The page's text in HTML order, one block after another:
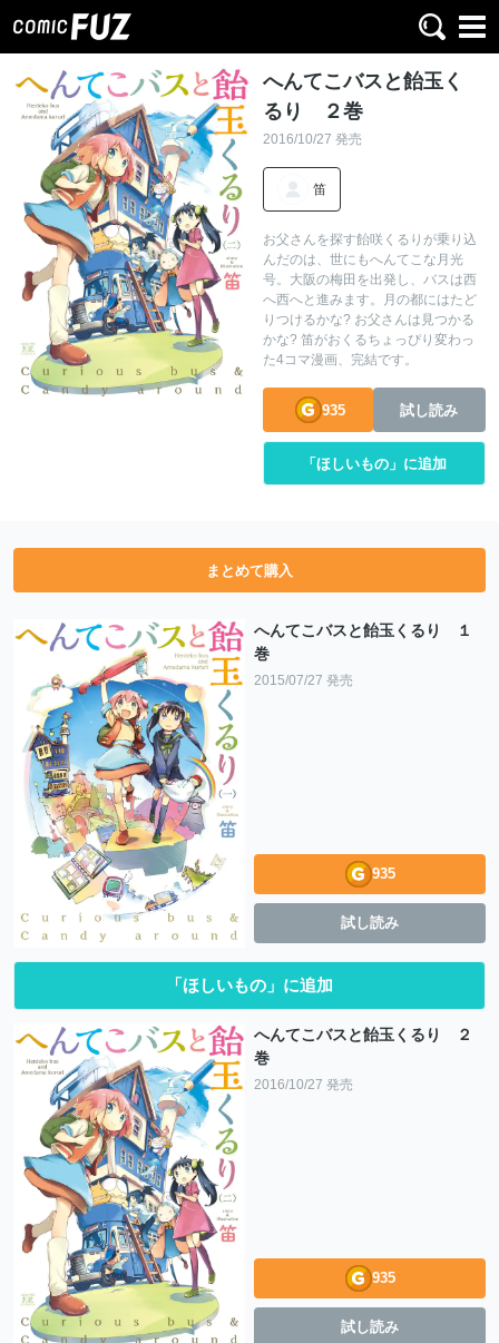
へんてこバスと飴玉く
るり ２巻
2016/10/27 発売
笛
お父さんを探す飴咲くるりが乗り込
んだのは、世にもへんてこな月光
号。大阪の梅田を出発し、バスは西
へ西へと進みます。月の都にはたど
りつけるかな? お父さんは見つかる
かな? 笛がおくるちょっぴり変わっ
た4コマ漫画、完結です。
935 試し読み
「ほしいもの」に追加
まとめて購入
へんてこバスと飴玉くるり １
巻
2015/07/27 発売
935
試し読み
「ほしいもの」に追加
へんてこバスと飴玉くるり ２
巻
2016/10/27 発売
935
試し読み